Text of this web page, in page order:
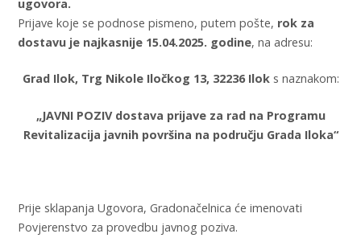
ugovora.
Prijave koje se podnose pismeno, putem pošte, rok za
dostavu je najkasnije 15.04.2025. godine, na adresu:
Grad Ilok, Trg Nikole Iločkog 13, 32236 Iloks naznakom:
„JAVNI POZIV dostava prijave za rad na Programu
Revitalizacija javnih površina na području Grada Iloka“
Prije sklapanja Ugovora, Gradonačelnica će imenovati
Povjerenstvo za provedbu javnog poziva.